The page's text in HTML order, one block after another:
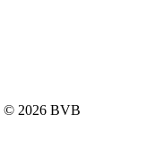
© 2026 BVB